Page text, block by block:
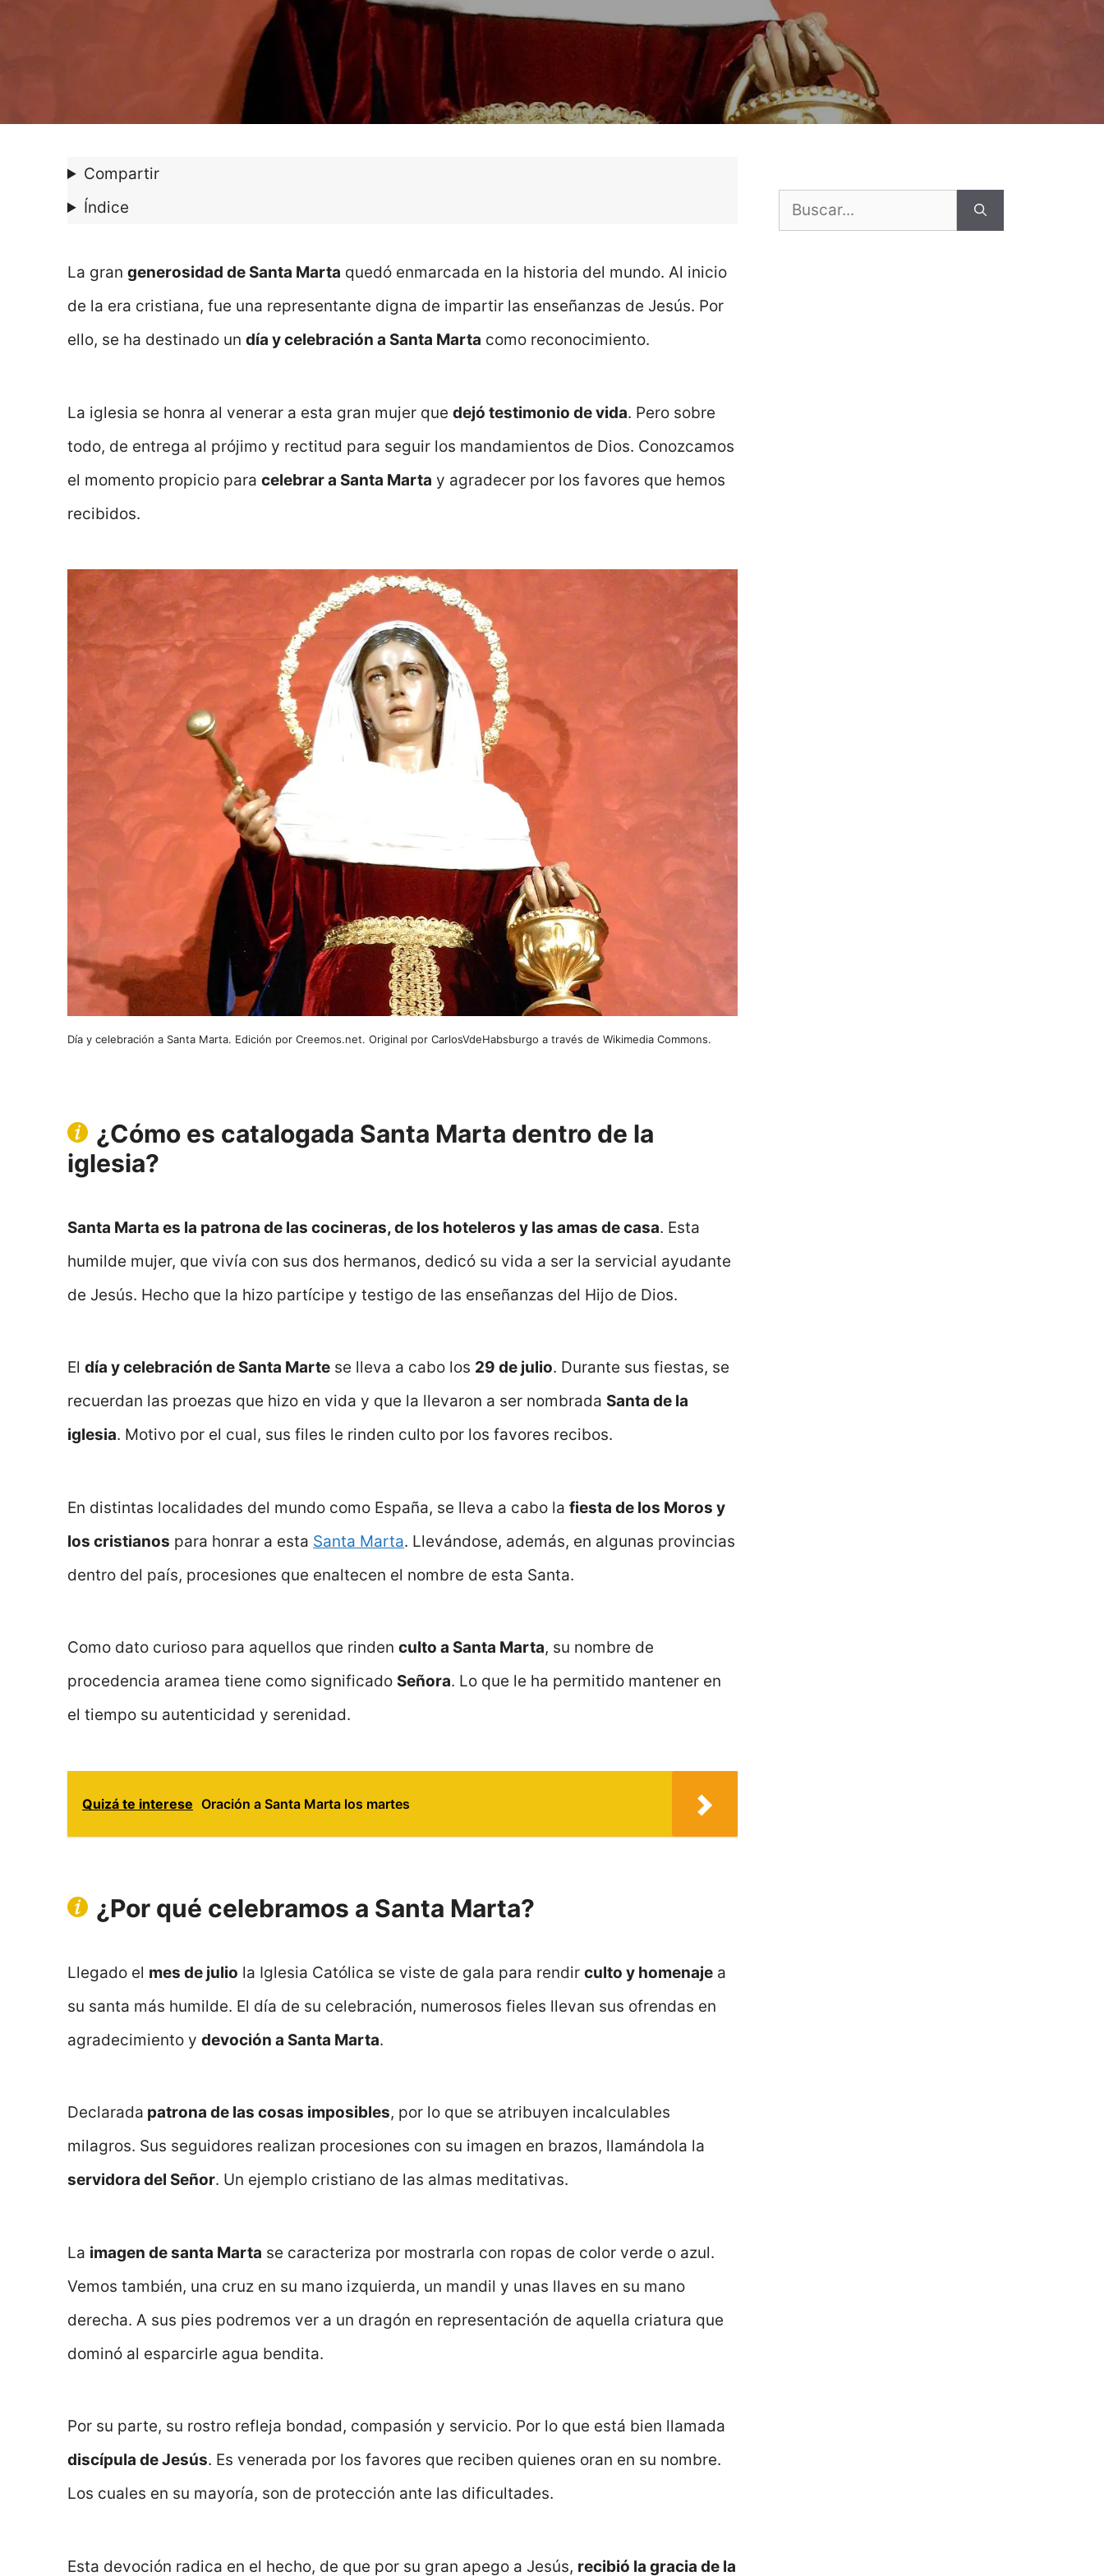
Compartir
Índice
La gran generosidad de Santa Marta quedó enmarcada en la historia del mundo. Al inicio
de la era cristiana, fue una representante digna de impartir las enseñanzas de Jesús. Por
ello, se ha destinado un día y celebración a Santa Marta como reconocimiento.
La iglesia se honra al venerar a esta gran mujer que dejó testimonio de vida. Pero sobre
todo, de entrega al prójimo y rectitud para seguir los mandamientos de Dios. Conozcamos
el momento propicio para celebrar a Santa Marta y agradecer por los favores que hemos
recibidos.
Día y celebración a Santa Marta. Edición por Creemos.net. Original por CarlosVdeHabsburgo a través de Wikimedia Commons.
¿Cómo es catalogada Santa Marta dentro de la
iglesia?
Santa Marta es la patrona de las cocineras, de los hoteleros y las amas de casa. Esta
humilde mujer, que vivía con sus dos hermanos, dedicó su vida a ser la servicial ayudante
de Jesús. Hecho que la hizo partícipe y testigo de las enseñanzas del Hijo de Dios.
El día y celebración de Santa Marte se lleva a cabo los 29 de julio. Durante sus fiestas, se
recuerdan las proezas que hizo en vida y que la llevaron a ser nombrada Santa de la
iglesia. Motivo por el cual, sus files le rinden culto por los favores recibos.
En distintas localidades del mundo como España, se lleva a cabo la fiesta de los Moros y
los cristianos para honrar a esta Santa Marta. Llevándose, además, en algunas provincias
dentro del país, procesiones que enaltecen el nombre de esta Santa.
Como dato curioso para aquellos que rinden culto a Santa Marta, su nombre de
procedencia aramea tiene como significado Señora. Lo que le ha permitido mantener en
el tiempo su autenticidad y serenidad.
Quizá te interese Oración a Santa Marta los martes
¿Por qué celebramos a Santa Marta?
Llegado el mes de julio la Iglesia Católica se viste de gala para rendir culto y homenaje a
su santa más humilde. El día de su celebración, numerosos fieles llevan sus ofrendas en
agradecimiento y devoción a Santa Marta.
Declarada patrona de las cosas imposibles, por lo que se atribuyen incalculables
milagros. Sus seguidores realizan procesiones con su imagen en brazos, llamándola la
servidora del Señor. Un ejemplo cristiano de las almas meditativas.
La imagen de santa Marta se caracteriza por mostrarla con ropas de color verde o azul.
Vemos también, una cruz en su mano izquierda, un mandil y unas llaves en su mano
derecha. A sus pies podremos ver a un dragón en representación de aquella criatura que
dominó al esparcirle agua bendita.
Por su parte, su rostro refleja bondad, compasión y servicio. Por lo que está bien llamada
discípula de Jesús. Es venerada por los favores que reciben quienes oran en su nombre.
Los cuales en su mayoría, son de protección ante las dificultades.
Esta devoción radica en el hecho, de que por su gran apego a Jesús, recibió la gracia de la
Buscar: